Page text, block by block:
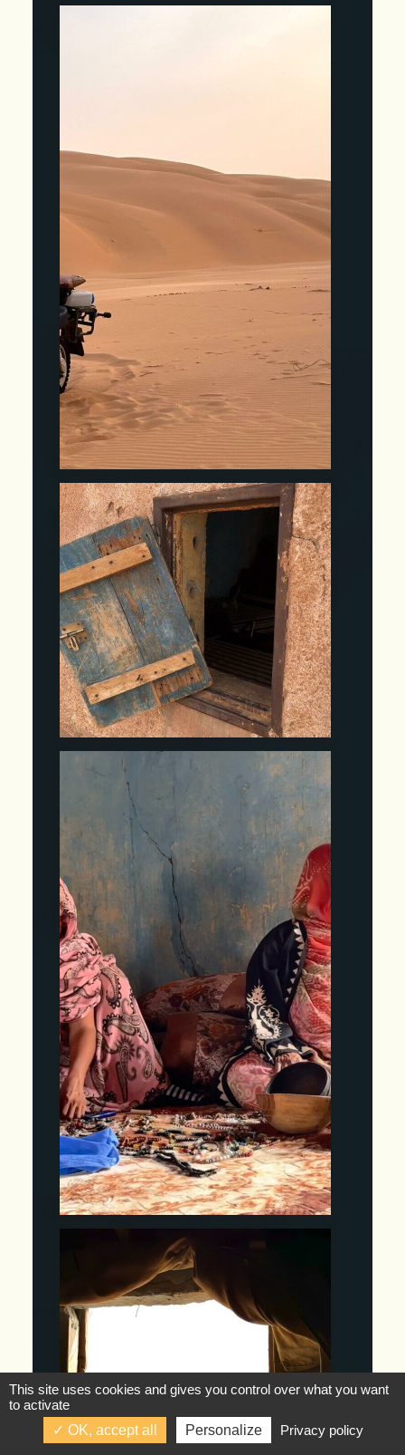
This site uses cookies and gives you control over what you want
to activate
OK, accept all
Personalize Privacy policy